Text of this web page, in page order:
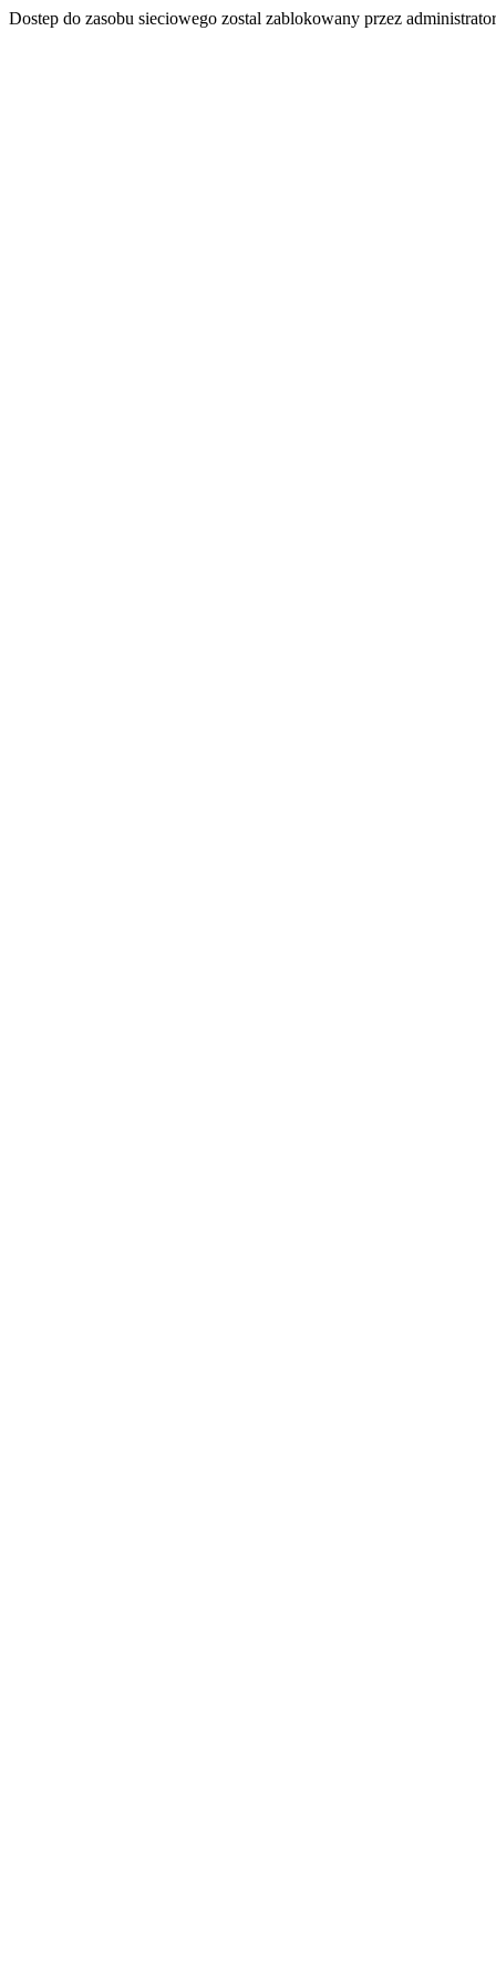
Dostep do zasobu sieciowego zostal zablokowany przez